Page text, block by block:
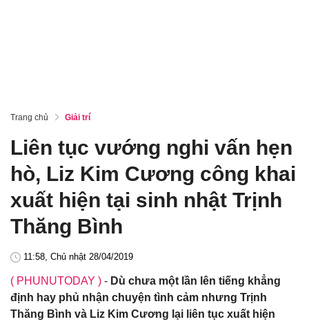
Trang chủ Giải trí
Liên tục vướng nghi vấn hẹn
hò, Liz Kim Cương công khai
xuất hiện tại sinh nhật Trịnh
Thăng Bình
11:58, Chủ nhật 28/04/2019
( PHUNUTODAY ) - Dù chưa một lần lên tiếng khẳng
định hay phủ nhận chuyện tình cảm nhưng Trịnh
Thăng Bình và Liz Kim Cương lại liên tục xuất hiện